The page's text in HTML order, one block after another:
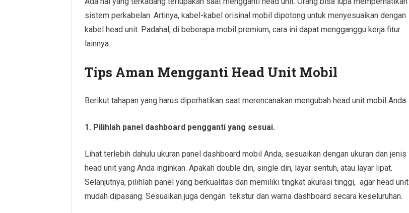
sistem perkabelan. Artinya, kabel-kabel orisinal mobil dipotong untuk menyesuaikan dengan
kabel head unit. Padahal, di beberapa mobil premium, cara ini dapat mengganggu kerja fitur
lainnya.
Tips Aman Mengganti Head Unit Mobil
Berikut tahapan yang harus di­­­­perhatikan saat merencanakan mengubah head unit mobil Anda.
1. Pilihlah panel dashboard pengganti yang sesuai.
Lihat terlebih dahulu ukuran panel dashboard mobil Anda, sesuaikan dengan ukuran dan jenis
head unit yang Anda inginkan. Apakah double din, single din, layar sentuh, atau layar lipat.
Selanjutnya, pilihlah panel yang berkualitas dan memiliki tingkat akurasi tinggi, agar head unit
mudah dipasang. Sesuaikan juga dengan tekstur dan warna dashboard secara keseluruhan.